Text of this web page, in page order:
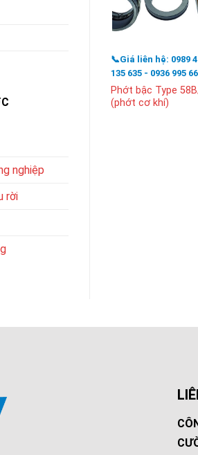
nghiệp
rời
📞Giá liên hệ: 0989
135 635 - 0936 995
Phớt bậc Type
(phớt cơ khí)